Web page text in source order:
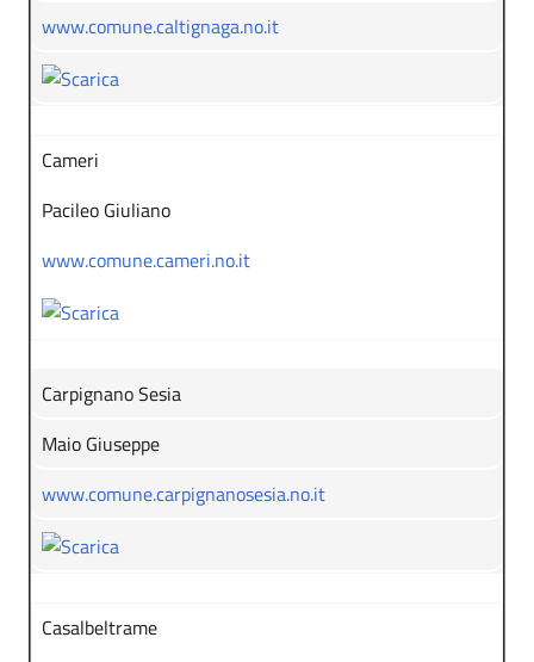
www.comune.caltignaga.no.it
Cameri
Pacileo Giuliano
www.comune.cameri.no.it
Carpignano Sesia
Maio Giuseppe
www.comune.carpignanosesia.no.it
Casalbeltrame